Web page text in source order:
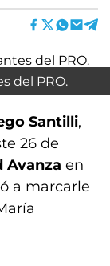
del PRO.
Santilli,
26 de
Avanza en
a marcarle